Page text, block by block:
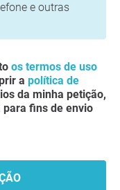
e outras
os termos de uso
a política de
da minha petição,
fins de envio